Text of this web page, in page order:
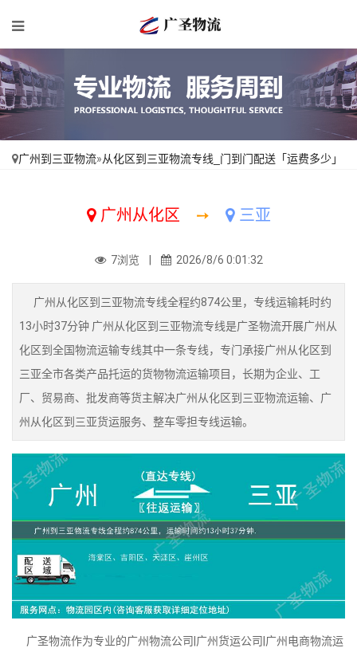
广州到三亚物流»从化区到三亚物流专线_门到门配送「运费多少」
广州从化区 ➙ 三亚
7浏览 | 2026/8/6 0:01:32
广州从化区到三亚物流专线全程约874公里，专线运输耗时约
13小时37分钟 广州从化区到三亚物流专线是广圣物流开展广州从
化区到全国物流运输专线其中一条专线，专门承接广州从化区到
三亚全市各类产品托运的货物物流运输项目，长期为企业、工
厂、贸易商、批发商等货主解决广州从化区到三亚物流运输、广
州从化区到三亚货运服务、整车零担专线运输。
广圣物流作为专业的广州物流公司|广州货运公司|广州电商物流运